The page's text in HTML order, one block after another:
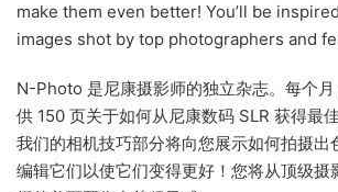
make them even better! You’ll be
images shot by top photographers and
N-Photo 是尼康摄影师的独立杂志。每个
供 150 页关于如何从尼康数码 SLR 获得最
我们的相机技巧部分将向您展示如何拍摄出
编辑它们以使它们变得更好！您将从顶级摄